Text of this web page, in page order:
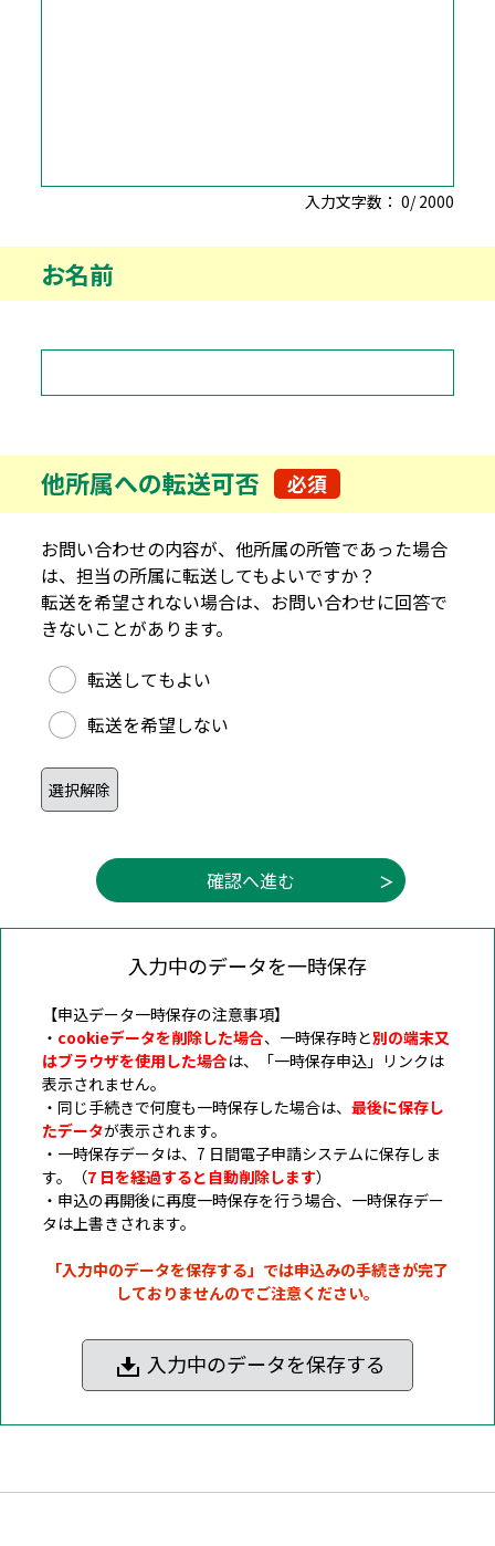
入力文字数： 0/2000
お名前
他所属への転送可否 必須
お問い合わせの内容が、他所属の所管であった場合
は、担当の所属に転送してもよいですか？
転送を希望されない場合は、お問い合わせに回答で
きないことがあります。
他所属への転送可否
転送してもよい
転送を希望しない
入力中のデータを一時保存
【申込データ一時保存の注意事項】
・ cookieデータを削除した場合、一時保存時と別の端末又
はブラウザを使用した場合は、「一時保存申込」リンクは
表示されません。
・同じ手続きで何度も一時保存した場合は、 最後に保存し
たデータが表示されます。
・一時保存データは、7 日間電子申請システムに保存しま
す。（7 日を経過すると自動削除します）
・申込の再開後に再度一時保存を行う場合、一時保存デー
タは上書きされます。
「入力中のデータを保存する」では申込みの手続きが完了
しておりませんのでご注意ください。
入力中のデータを保存する